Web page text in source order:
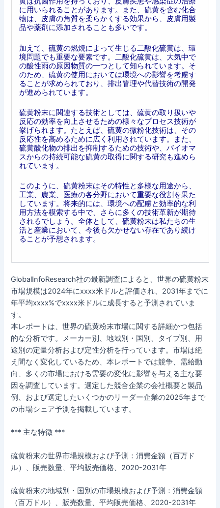
に用いられることがあります。また、硫黄を含む化合
物は、皮膚の角質を柔らかくする効果から、皮膚用製
品や薬剤に添加されることも多いです。
加えて、硫黄の燃焼によって生じる二酸化硫黄は、環
境問題でも重要な要素です。二酸化硫黄は、大気中で
の酸性雨の原因物質の一つとして知られています。そ
のため、硫黄の使用においては環境への影響を考慮す
ることが求められており、排出管理や代替技術の開発
が進められています。
硫黄粉末に関連する技術としては、硫黄の取り扱いや
反応の効率を向上させるための様々なプロセス技術が
挙げられます。たとえば、硫黄の微粉化技術は、その
反応性を高めるために広く利用されています。また、
硫黄酸化物の排出を抑制するための技術や、バイオマ
スからの持続可能な硫黄の取得に関する研究も進めら
れています。
このように、硫黄粉末はその特性と多様な用途から、
工業、農業、医療の各分野において重要な役割を果た
しています。将来的には、環境への配慮と効率的な利
用方法を模索する中で、さらに多くの技術革新が期待
されるでしょう。全体として、硫黄粉末は私たちの生
活と産業において、今後も欠かせない存在であり続け
ることが予想されます。
GlobalInfoResearch社の最新調査によると、世界の硫黄粉末
市場規模は2024年にxxxx米ドルと評価され、2031年までに
年平均xxxx%でxxxx米ドルに成長すると予測されていま
す。
本レポートは、世界の硫黄粉末市場に関する詳細かつ包括
的な分析です。メーカー別、地域別・国別、タイプ別、用
途別の定量分析および定性分析を行っています。市場は絶
え間なく変化しているため、本レポートでは競争、需給動
向、多くの市場における需要の変化に影響を与える主な要
因を調査しています。選定した競合企業の会社概要と製品
例、および選定したいくつかのリーダー企業の2025年まで
の市場シェア予測を掲載しています。
*** 主な特徴 ***
硫黄粉末の世界市場規模および予測：消費金額（百万ド
ル）、販売数量、平均販売価格、2020-2031年
硫黄粉末の地域別・国別の市場規模および予測：消費金額
（百万ドル）、販売数量、平均販売価格、2020-2031年